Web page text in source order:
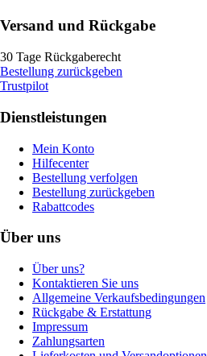
Versand und Rückgabe
30 Tage Rückgaberecht
Bestellung zurückgeben
Trustpilot
Dienstleistungen
Mein Konto
Hilfecenter
Bestellung verfolgen
Bestellung zurückgeben
Rabattcodes
Über uns
Über uns?
Kontaktieren Sie uns
Allgemeine Verkaufsbedingungen
Rückgabe & Erstattung
Impressum
Zahlungsarten